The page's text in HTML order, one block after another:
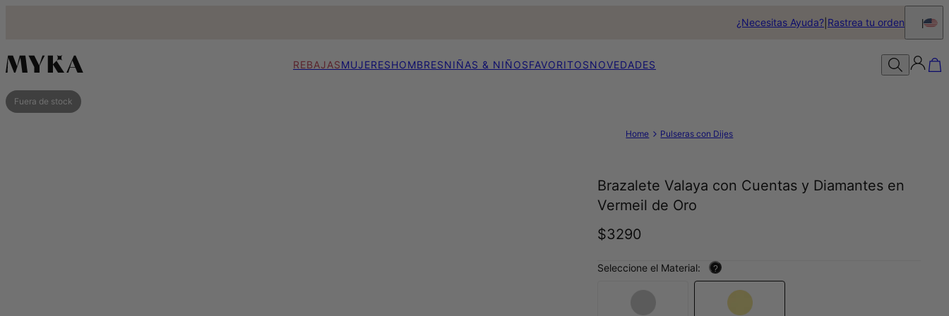
¿Necesitas Ayuda? Rastrea tu orden
REBAJASMUJERESHOMBRESNIÑAS & NIÑOSFAVORITOSNOVEDADES
Fuera de stock
Home Pulseras con Dijes
Brazalete Valaya con Cuentas y Diamantes en
Vermeil de Oro
$3290
Seleccione el Material: ?